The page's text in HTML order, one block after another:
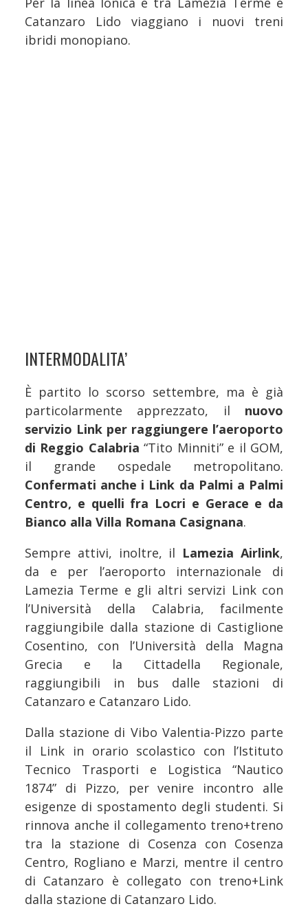
Catanzaro Lido viaggiano i nuovi treni
ibridi monopiano.
INTERMODALITA’
È partito lo scorso settembre, ma è già
particolarmente apprezzato, il nuovo
servizio Link per raggiungere l’aeroporto
di Reggio Calabria “Tito Minniti” e il GOM,
il grande ospedale metropolitano.
Confermati anche i Link da Palmi a Palmi
Centro, e quelli fra Locri e Gerace e da
Bianco alla Villa Romana Casignana.
Sempre attivi, inoltre, il Lamezia Airlink,
da e per l’aeroporto internazionale di
Lamezia Terme e gli altri servizi Link con
l’Università della Calabria, facilmente
raggiungibile dalla stazione di Castiglione
Cosentino, con l’Università della Magna
Grecia e la Cittadella Regionale,
raggiungibili in bus dalle stazioni di
Catanzaro e Catanzaro Lido.
Dalla stazione di Vibo Valentia-Pizzo parte
il Link in orario scolastico con l’Istituto
Tecnico Trasporti e Logistica “Nautico
1874” di Pizzo, per venire incontro alle
esigenze di spostamento degli studenti. Si
rinnova anche il collegamento treno+treno
tra la stazione di Cosenza con Cosenza
Centro, Rogliano e Marzi, mentre il centro
di Catanzaro è collegato con treno+Link
dalla stazione di Catanzaro Lido.